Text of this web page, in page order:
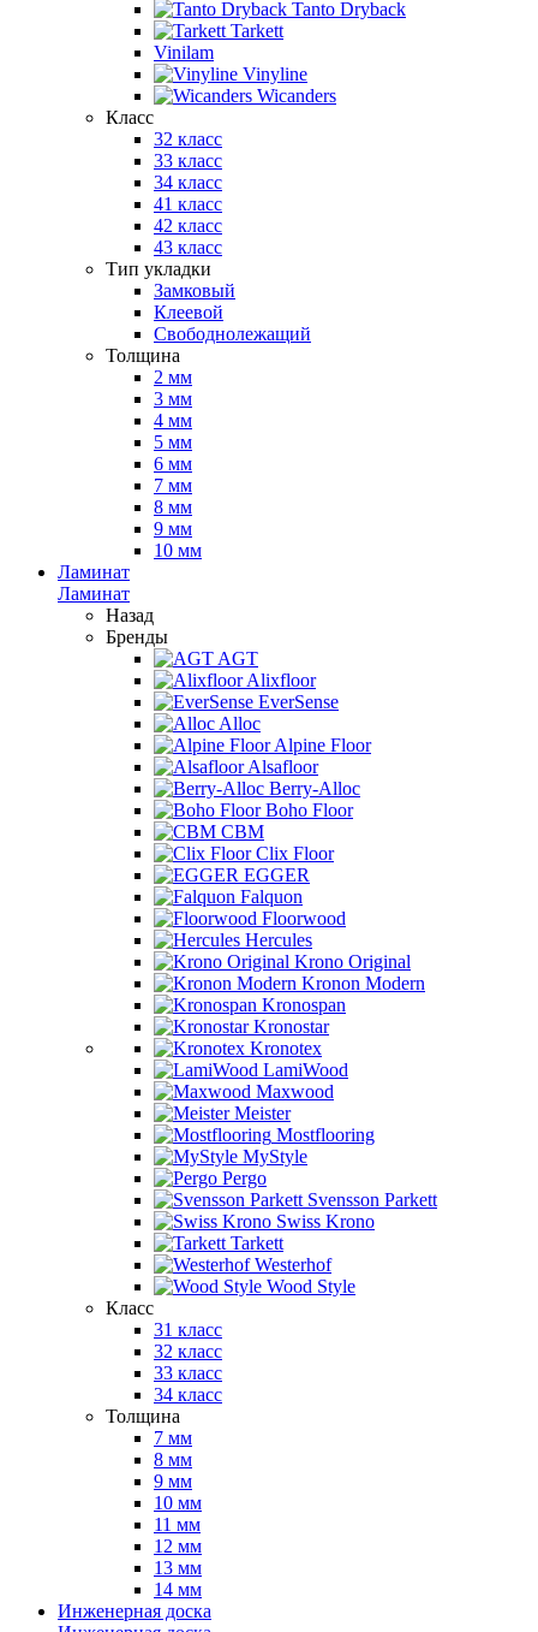
Tanto Dryback
Tarkett
Vinilam
Vinyline
Wicanders
Класс
32 класс
33 класс
34 класс
41 класс
42 класс
43 класс
Тип укладки
Замковый
Клеевой
Свободнолежащий
Толщина
2 мм
3 мм
4 мм
5 мм
6 мм
7 мм
8 мм
9 мм
10 мм
Ламинат
Ламинат
Назад
Бренды
AGT
Alixfloor
EverSense
Alloc
Alpine Floor
Alsafloor
Berry-Alloc
Boho Floor
CBM
Clix Floor
EGGER
Falquon
Floorwood
Hercules
Krono Original
Kronon Modern
Kronospan
Kronostar
Kronotex
LamiWood
Maxwood
Meister
Mostflooring
MyStyle
Pergo
Svensson Parkett
Swiss Krono
Tarkett
Westerhof
Wood Style
Класс
31 класс
32 класс
33 класс
34 класс
Толщина
7 мм
8 мм
9 мм
10 мм
11 мм
12 мм
13 мм
14 мм
Инженерная доска